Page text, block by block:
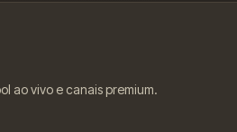
ao vivo e canais premium.